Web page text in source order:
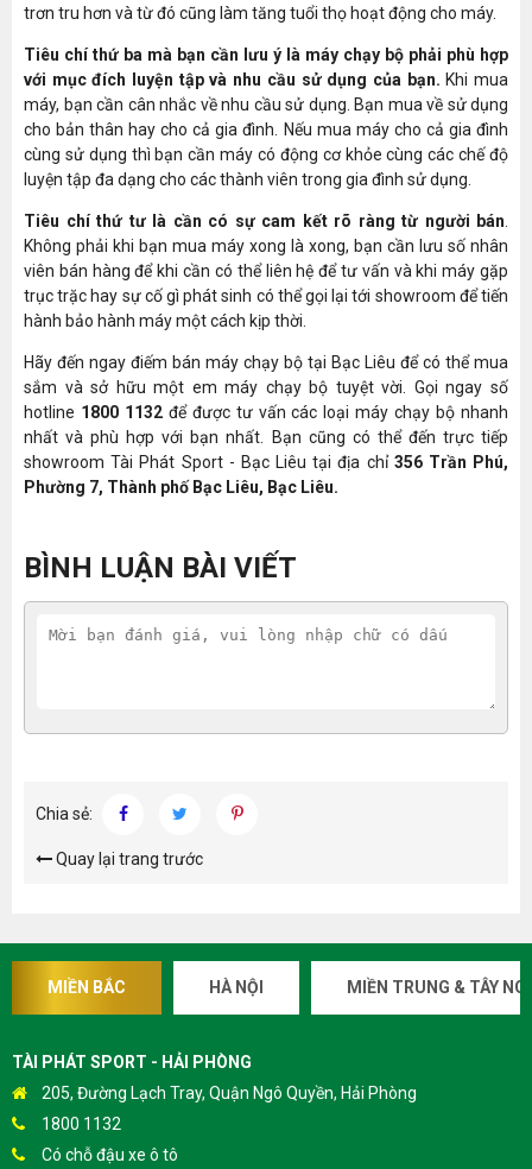
trơn tru hơn và từ đó cũng làm tăng tuổi thọ hoạt động cho máy.
Tiêu chí thứ ba mà bạn cần lưu ý là máy chạy bộ phải phù hợp
với mục đích luyện tập và nhu cầu sử dụng của bạn. Khi mua
máy, bạn cần cân nhắc về nhu cầu sử dụng. Bạn mua về sử dụng
cho bản thân hay cho cả gia đình. Nếu mua máy cho cả gia đình
cùng sử dụng thì bạn cần máy có động cơ khỏe cùng các chế độ
luyện tập đa dạng cho các thành viên trong gia đình sử dụng.
Tiêu chí thứ tư là cần có sự cam kết rõ ràng từ người bán.
Không phải khi bạn mua máy xong là xong, bạn cần lưu số nhân
viên bán hàng để khi cần có thể liên hệ để tư vấn và khi máy gặp
trục trặc hay sự cố gì phát sinh có thể gọi lại tới showroom để tiến
hành bảo hành máy một cách kịp thời.
Hãy đến ngay điếm bán máy chạy bộ tại Bạc Liêu để có thể mua
sắm và sở hữu một em máy chạy bộ tuyệt vời. Gọi ngay số
hotline 1800 1132 để được tư vấn các loại máy chạy bộ nhanh
nhất và phù hợp với bạn nhất. Bạn cũng có thể đến trực tiếp
showroom Tài Phát Sport - Bạc Liêu tại địa chỉ356 Trần Phú,
Phường 7, Thành phố Bạc Liêu, Bạc Liêu.
BÌNH LUẬN BÀI VIẾT
Chia sẻ:
Quay lại trang trước
MIỀN BẮC HÀ NỘI MIỀN TRUNG & TÂY
TÀI PHÁT SPORT - HẢI PHÒNG
205, Đường Lạch Tray, Quận Ngô Quyền, Hải Phòng
1800 1132
Có chỗ đậu xe ô tô